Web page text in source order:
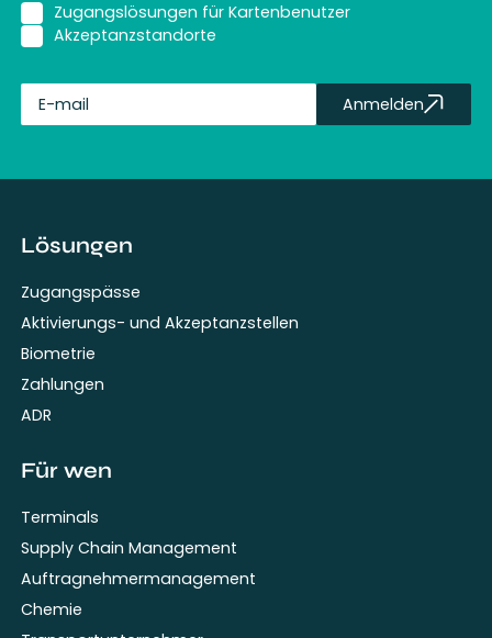
Zugangslösungen für Kartenbenutzer
Akzeptanzstandorte
Anmelden
Lösungen
Zugangspässe
Aktivierungs- und Akzeptanzstellen
Biometrie
Zahlungen
ADR
Für wen
Terminals
Supply Chain Management
Auftragnehmermanagement
Chemie